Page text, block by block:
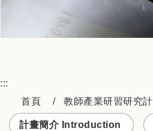
:::
首頁
教師產業研習研究計
計畫簡介 Introduction